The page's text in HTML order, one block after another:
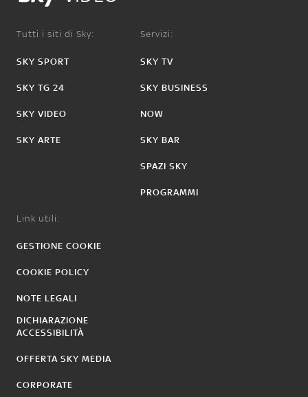
Tutti i siti di Sky:
SKY SPORT
SKY TG 24
SKY VIDEO
SKY ARTE
Servizi:
SKY TV
SKY BUSINESS
NOW
SKY BAR
SPAZI SKY
PROGRAMMI
Link utili:
GESTIONE COOKIE
COOKIE POLICY
NOTE LEGALI
DICHIARAZIONE
ACCESSIBILITÀ
OFFERTA SKY MEDIA
CORPORATE